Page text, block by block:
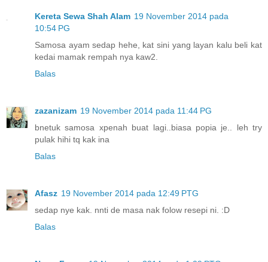
Kereta Sewa Shah Alam 19 November 2014 pada
10:54 PG
Samosa ayam sedap hehe, kat sini yang layan kalu beli kat
kedai mamak rempah nya kaw2.
Balas
zazanizam 19 November 2014 pada 11:44 PG
bnetuk samosa xpenah buat lagi..biasa popia je.. leh try
pulak hihi tq kak ina
Balas
Afasz 19 November 2014 pada 12:49 PTG
sedap nye kak. nnti de masa nak folow resepi ni. :D
Balas